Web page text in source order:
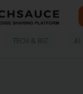
TECH & BIZ AI